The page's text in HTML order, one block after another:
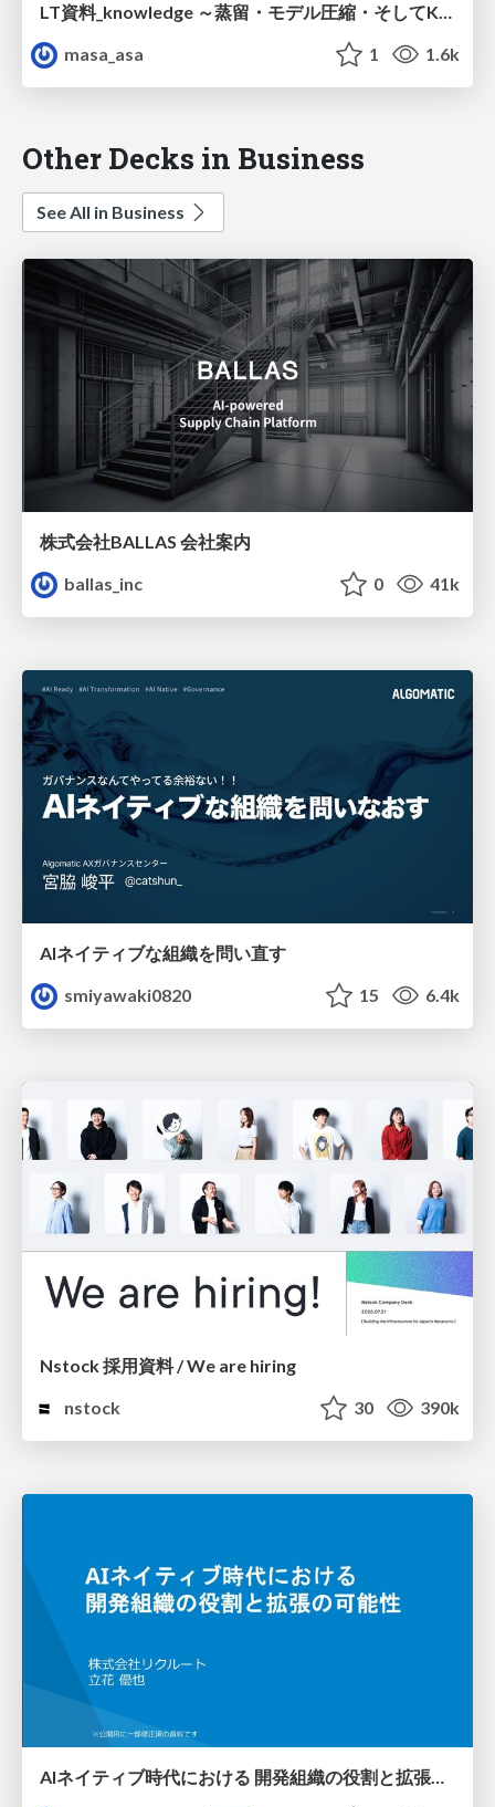
masa_asa
1 1.6k
Other Decks in Business
See All in Business
株式会社BALLAS 会社案内
ballas_inc
0 41k
AIネイティブな組織を問い直す
smiyawaki0820
15 6.4k
Nstock 採用資料 / We are hiring
nstock
30 390k
AIネイティブ時代における 開発組織の役割と拡張の可能性